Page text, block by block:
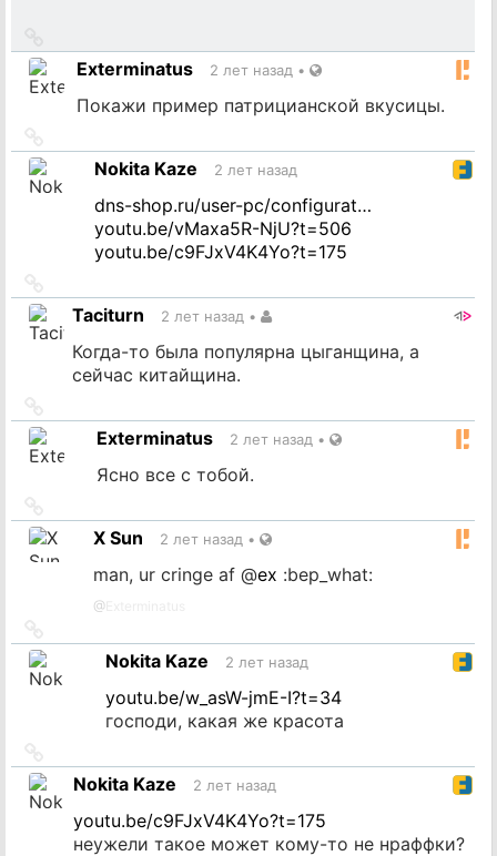
на
источникExterminatus 2 лет назад •
Покажи пример патрицианской вкусицы.
на
источникNokita Kaze 2 лет назад
dns-shop.ru/user-pc/configurat…
youtu.be/vMaxa5R-NjU?t=506
youtu.be/c9FJxV4K4Yo?t=175
на
источник
Taciturn 2 лет назад •
Когда-то была популярна цыганщина, а
сейчас китайщина.
на
источникExterminatus 2 лет назад •
Ясно все с тобой.
на
источникX Sun 2 лет назад •
man, ur cringe af @ex :bep_what:
@
на
источникNokita Kaze 2 лет назад
youtu.be/w_asW-jmE-I?t=34
господи, какая же красота
на
источник
Nokita Kaze 2 лет назад
youtu.be/c9FJxV4K4Yo?t=175
неужели такое может кому-то не нраффки?